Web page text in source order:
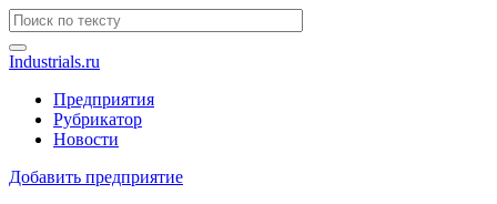
Industrials.ru
Предприятия
Рубрикатор
Новости
Добавить предприятие